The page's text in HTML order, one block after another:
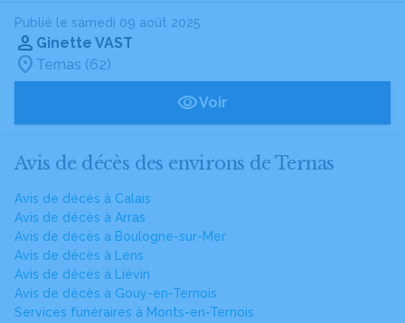
Publié le samedi 09 août 2025
Ginette VAST
Ternas (62)
Voir
Avis de décès des environs de Ternas
Avis de décès à Calais
Avis de décès à Arras
Avis de décès à Boulogne-sur-Mer
Avis de décès à Lens
Avis de décès à Liévin
Avis de décès à Gouy-en-Ternois
Services funéraires à Monts-en-Ternois